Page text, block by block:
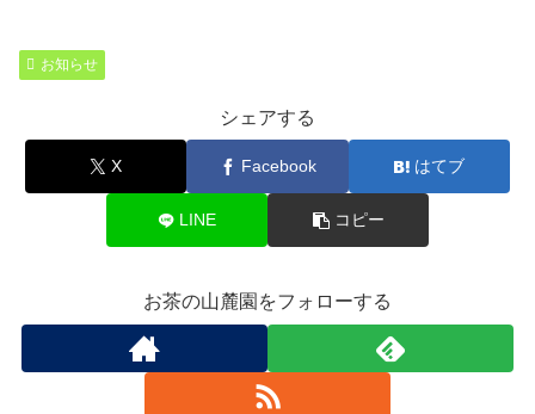
b
o
o
お知らせ
シェアする
X Facebook はてブ
LINE コピー
お茶の山麓園をフォローする